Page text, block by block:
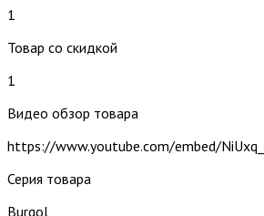
1
Товар со скидкой
1
Видео обзор товара
https://www.youtube.com/embed/
Серия товара
Burgol